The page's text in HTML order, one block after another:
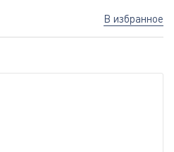
В избранное